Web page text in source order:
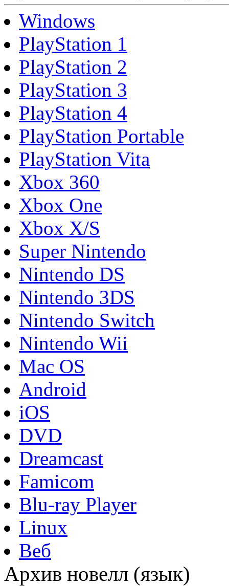
Windows
PlayStation 1
PlayStation 2
PlayStation 3
PlayStation 4
PlayStation Portable
PlayStation Vita
Xbox 360
Xbox One
Xbox X/S
Super Nintendo
Nintendo DS
Nintendo 3DS
Nintendo Switch
Nintendo Wii
Mac OS
Android
iOS
DVD
Dreamcast
Famicom
Blu-ray Player
Linux
Веб
Архив новелл (язык)